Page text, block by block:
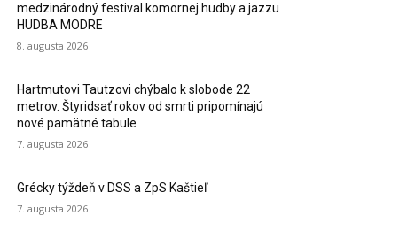
medzinárodný festival komornej hudby a jazzu
HUDBA MODRE
8. augusta 2026
Hartmutovi Tautzovi chýbalo k slobode 22
metrov. Štyridsať rokov od smrti pripomínajú
nové pamätné tabule
7. augusta 2026
Grécky týždeň v DSS a ZpS Kaštieľ
7. augusta 2026